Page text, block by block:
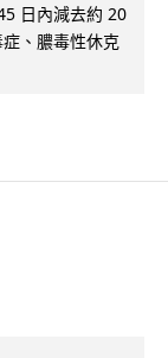
日內減去約 20
、膿毒性休克